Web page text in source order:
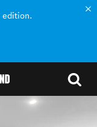
edition.